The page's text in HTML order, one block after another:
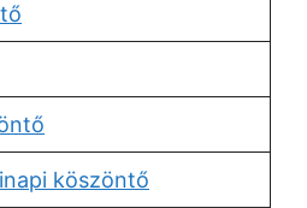
köszöntő